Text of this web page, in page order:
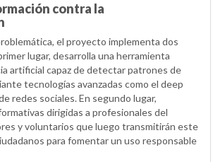
contra la
el proyecto implementa dos
lugar, desarrolla una herramienta
artificial capaz de detectar patrones de
tecnologías avanzadas como el deep
redes sociales. En segundo lugar,
dirigidas a profesionales del
y voluntarios que luego transmitirán este
para fomentar un uso responsable